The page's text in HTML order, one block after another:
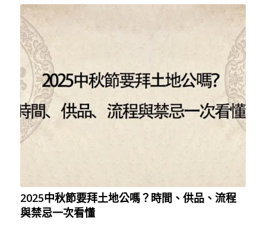
2025中秋節要拜土地公嗎？時間、供品、流程
與禁忌一次看懂